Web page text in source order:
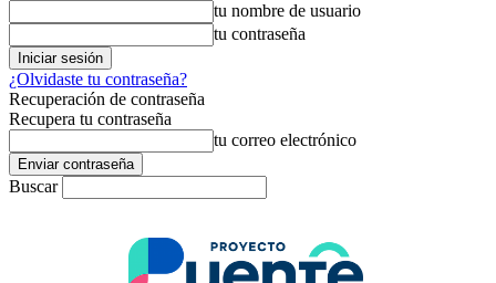
tu nombre de usuario
tu contraseña
¿Olvidaste tu contraseña?
Recuperación de contraseña
Recupera tu contraseña
tu correo electrónico
Buscar